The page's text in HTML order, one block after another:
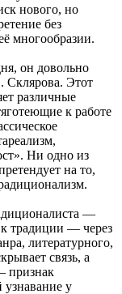
нового, но
без
многообразии.
он довольно
Этот
различные
к работе
Ни одно из
на то,
—
традиции — через
литературного,
связь, а
признак
у